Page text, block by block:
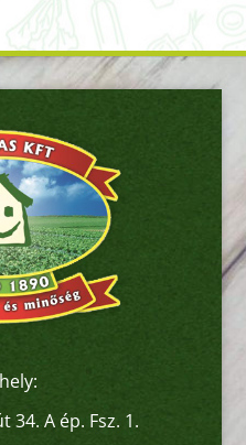
34. A ép. Fsz. 1.